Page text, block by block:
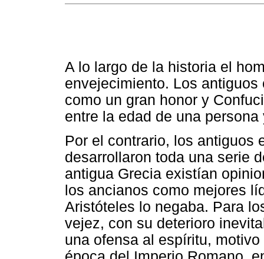
A lo largo de la historia el
envejecimiento. Los
como un gran honor y
entre la edad de una
Por el contrario, los antiguos
desarrollaron toda una serie
antigua Grecia existían
los ancianos como mejores
Aristóteles lo negaba. Para
vejez, con su deterioro
una ofensa al espíritu,